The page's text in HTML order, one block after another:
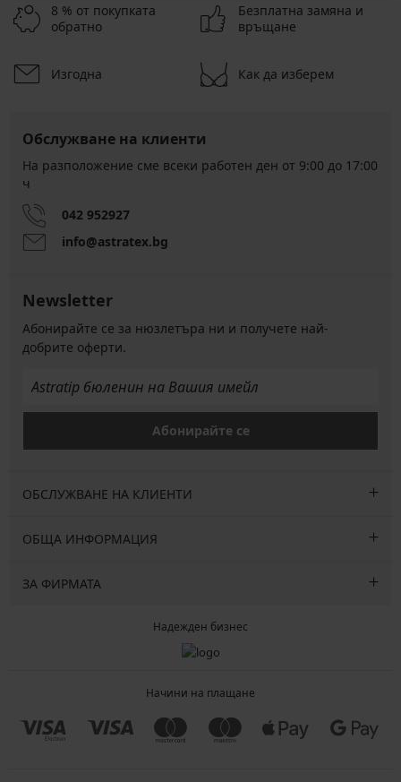
8 % от покупката
обратно
Безплатна замяна и
връщане
Изгодна Как да изберем
Обслужване на клиенти
На разположение сме всеки работен ден от 9:00 до 17:00
ч
042 952927
info@astratex.bg
Newsletter
Абонирайте се за нюзлетъра ни и получете най-
добрите оферти.
Абонирайте се
ОБСЛУЖВАНЕ НА КЛИЕНТИ
ОБЩА ИНФОРМАЦИЯ
ЗА ФИРМАТА
Надежден бизнес
Начини на плащане